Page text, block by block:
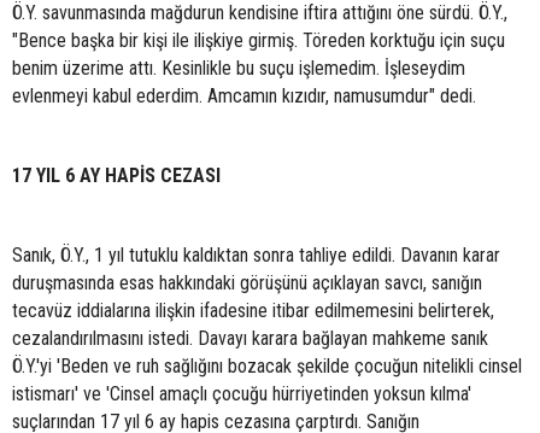
Ö.Y. savunmasında mağdurun kendisine iftira attığını öne sürdü. Ö.Y.,
"Bence başka bir kişi ile ilişkiye girmiş. Töreden korktuğu için suçu
benim üzerime attı. Kesinlikle bu suçu işlemedim. İşleseydim
evlenmeyi kabul ederdim. Amcamın kızıdır, namusumdur" dedi.
17 YIL 6 AY HAPİS CEZASI
Sanık, Ö.Y., 1 yıl tutuklu kaldıktan sonra tahliye edildi. Davanın karar
duruşmasında esas hakkındaki görüşünü açıklayan savcı, sanığın
tecavüz iddialarına ilişkin ifadesine itibar edilmemesini belirterek,
cezalandırılmasını istedi. Davayı karara bağlayan mahkeme sanık
Ö.Y.'yi 'Beden ve ruh sağlığını bozacak şekilde çocuğun nitelikli cinsel
istismarı' ve 'Cinsel amaçlı çocuğu hürriyetinden yoksun kılma'
suçlarından 17 yıl 6 ay hapis cezasına çarptırdı. Sanığın